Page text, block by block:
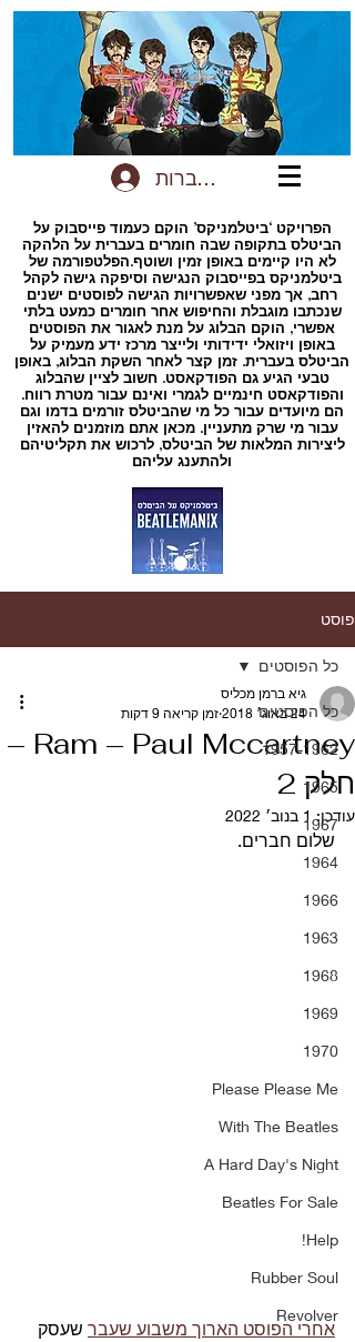
להתחברות
הפרויקט ‘ביטלמניקס’ הוקם כעמוד פייסבוק על
הביטלס בתקופה שבה חומרים בעברית על הלהקה
לא היו קיימים באופן זמין ושוטף.הפלטפורמה של
ביטלמניקס בפייסבוק הנגישה וסיפקה גישה לקהל
רחב, אך מפני שאפשרויות הגישה לפוסטים ישנים
שנכתבו מוגבלת והחיפוש אחר חומרים כמעט בלתי
אפשרי, הוקם הבלוג על מנת לאגור את הפוסטים
באופן ויזואלי ידידותי ולייצר מרכז ידע מעמיק על
הביטלס בעברית. זמן קצר לאחר השקת הבלוג, באופן
טבעי הגיע גם הפודקאסט. חשוב לציין שהבלוג
והפודקאסט חינמיים לגמרי ואינם עבור מטרת רווח.
הם מיועדים עבור כל מי שהביטלס זורמים בדמו וגם
עבור מי שרק מתעניין. מכאן אתם מוזמנים להאזין
ליצירות המלאות של הביטלס, לרכוש את תקליטיהם
ולהתענג עליהם
פוסט
כל הפוסטים
1957-1962
1965
1967
1964
1966
1963
1968
1969
1970
Please Please Me
With The Beatles
A Hard Day's Night
Beatles For Sale
Help!
Rubber Soul
Revolver
כל הפוסטים
Ram – Paul Mccartney –
חלק 2
גיא ברמן מכליס
24 באוג׳ 2018
זמן קריאה 9 דקות
עודכן: 1 בנוב׳ 2022
שלום חברים.
אחרי הפוסט הארוך משבוע שעבר שעסק